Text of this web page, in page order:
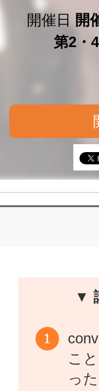
開催日 開
第2・
▼
こ
っ